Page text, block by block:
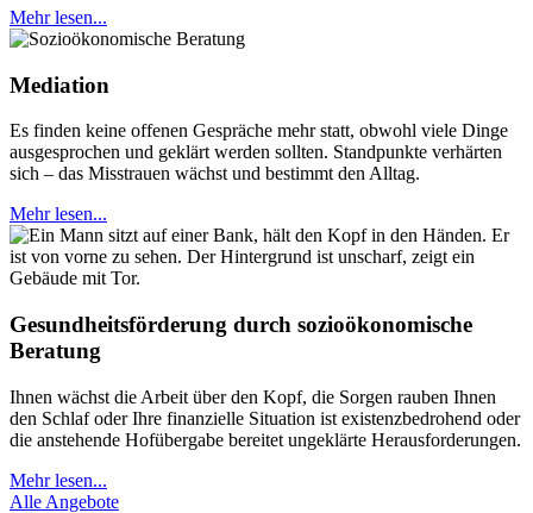
Mehr lesen...
Mediation
Es finden keine offenen Gespräche mehr statt, obwohl viele Dinge
ausgesprochen und geklärt werden sollten. Standpunkte verhärten
sich – das Misstrauen wächst und bestimmt den Alltag.
Mehr lesen...
Gesundheitsförderung durch sozioökonomische
Beratung
Ihnen wächst die Arbeit über den Kopf, die Sorgen rauben Ihnen
den Schlaf oder Ihre finanzielle Situation ist existenzbedrohend oder
die anstehende Hofübergabe bereitet ungeklärte Herausforderungen.
Mehr lesen...
Alle Angebote